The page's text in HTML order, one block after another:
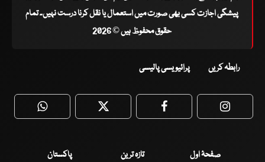
پیشگی اجازت کسی بھی صورت میں استعمال یا نقل کرنا درست نہیں۔ تمام
حقوق محفوظ ہیں © 2026
رابطہ کریں پرائیویسی پالیسی
WhatsApp Twitter Facebook
صفحۂ اول تازہ ترین
پاکستان